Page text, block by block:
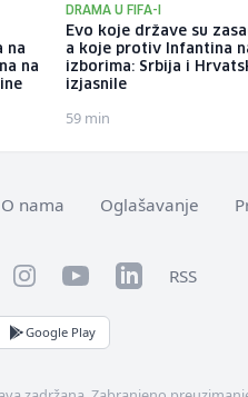
na
na
DRAMA U FIFA-I
Evo koje države su
a koje protiv Infantina
izborima: Srbija i
izjasnile
59 min
O nama Oglašavanje
InstagramYouTubeLinkedInRSS
Google Play